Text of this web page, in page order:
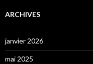
ARCHIVES
janvier 2026
mai 2025